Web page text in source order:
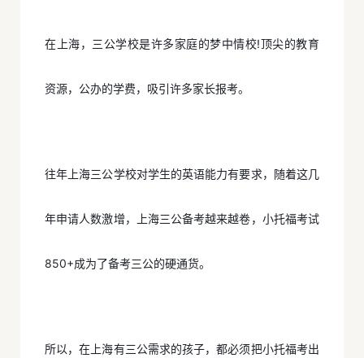
在上海，三公学校是许多家庭的梦中情校!顶尖的教育
资源，公办的学费，吸引许多家长报考。
往年上海三公学校对学生的英语能力有要求，随着这几
年申请人数激增，上海三公备考越来越卷，小托福考试
850+成为了备考三公的硬通货。
所以，在上海有三公需求的孩子，都必须把小托福考出